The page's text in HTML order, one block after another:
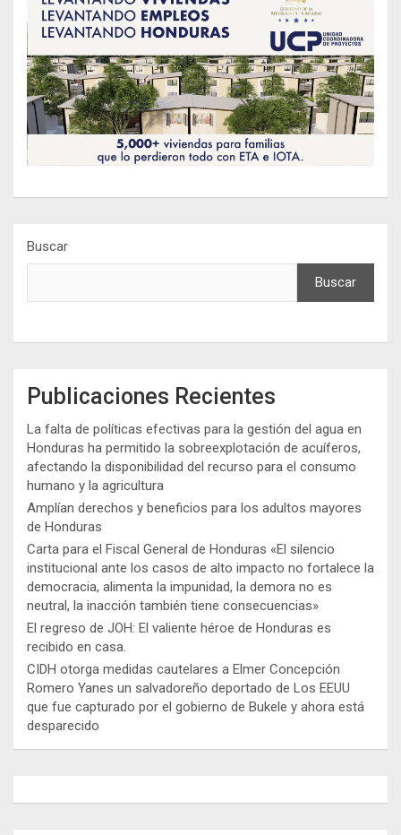
Buscar
Buscar
Publicaciones Recientes
La falta de políticas efectivas para la gestión del agua en
Honduras ha permitido la sobreexplotación de acuíferos,
afectando la disponibilidad del recurso para el consumo
humano y la agricultura
Amplían derechos y beneficios para los adultos mayores
de Honduras
Carta para el Fiscal General de Honduras «El silencio
institucional ante los casos de alto impacto no fortalece la
democracia, alimenta la impunidad, la demora no es
neutral, la inacción también tiene consecuencias»
El regreso de JOH: El valiente héroe de Honduras es
recibido en casa.
CIDH otorga medidas cautelares a Elmer Concepción
Romero Yanes un salvadoreño deportado de Los EEUU
que fue capturado por el gobierno de Bukele y ahora está
desparecido